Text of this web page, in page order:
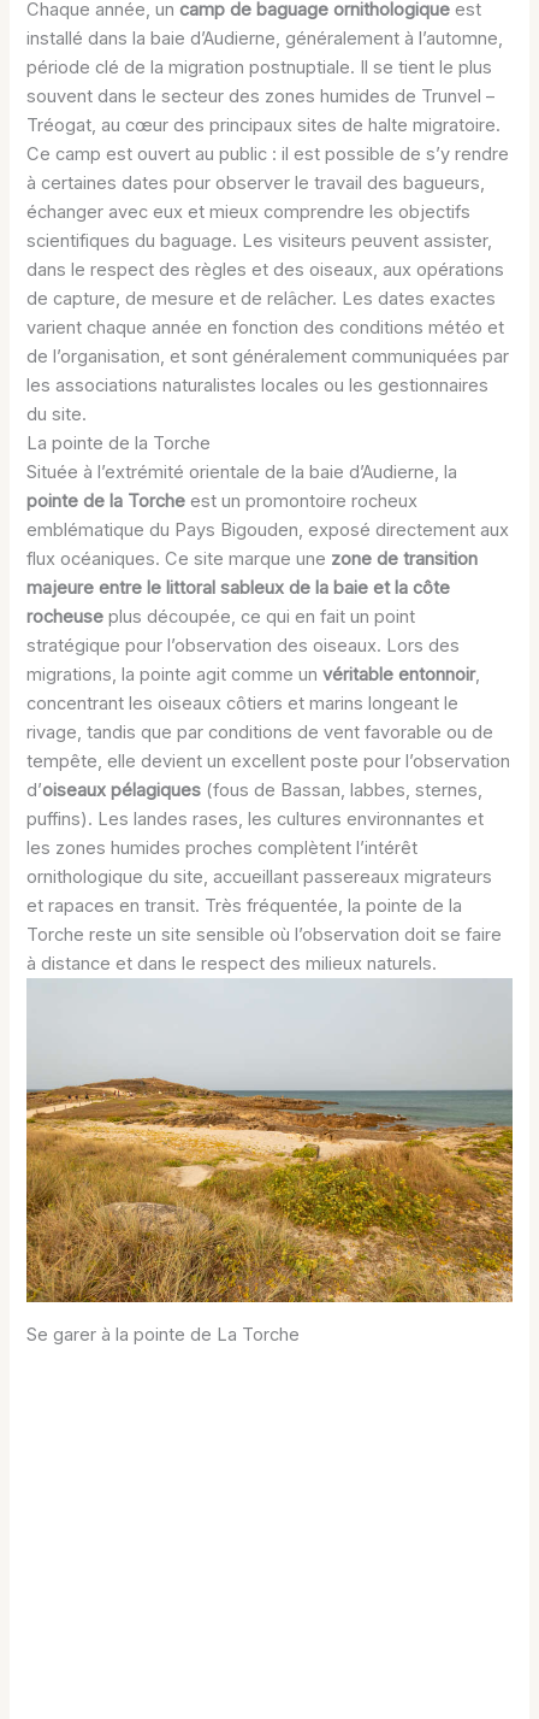
Chaque année, uncamp de baguage ornithologique est
installé dans la baie d’Audierne, généralement à l’automne,
période clé de la migration postnuptiale. Il se tient le plus
souvent dans le secteur des zones humides de Trunvel –
Tréogat, au cœur des principaux sites de halte migratoire.
Ce camp est ouvert au public : il est possible de s’y rendre
à certaines dates pour observer le travail des bagueurs,
échanger avec eux et mieux comprendre les objectifs
scientifiques du baguage. Les visiteurs peuvent assister,
dans le respect des règles et des oiseaux, aux opérations
de capture, de mesure et de relâcher. Les dates exactes
varient chaque année en fonction des conditions météo et
de l’organisation, et sont généralement communiquées par
les associations naturalistes locales ou les gestionnaires
du site.
La pointe de la Torche
Située à l’extrémité orientale de la baie d’Audierne, la
pointe de la Torche est un promontoire rocheux
emblématique du Pays Bigouden, exposé directement aux
flux océaniques. Ce site marque une zone de transition
majeure entre le littoral sableux de la baie et la côte
rocheuse plus découpée, ce qui en fait un point
stratégique pour l’observation des oiseaux. Lors des
migrations, la pointe agit comme unvéritable entonnoir,
concentrant les oiseaux côtiers et marins longeant le
rivage, tandis que par conditions de vent favorable ou de
tempête, elle devient un excellent poste pour l’observation
d’oiseaux pélagiques (fous de Bassan, labbes, sternes,
puffins). Les landes rases, les cultures environnantes et
les zones humides proches complètent l’intérêt
ornithologique du site, accueillant passereaux migrateurs
et rapaces en transit. Très fréquentée, la pointe de la
Torche reste un site sensible où l’observation doit se faire
à distance et dans le respect des milieux naturels.
Se garer à la pointe de La Torche